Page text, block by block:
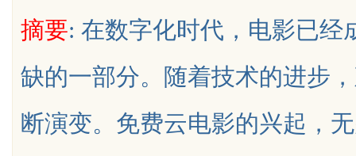
摘要: 在数字化时代，电影已经
缺的一部分。随着技术的进步
断演变。免费云电影的兴起，
的眉眼唇，才是你整张脸的点睛
笔！淡颜系女生的气质加分项